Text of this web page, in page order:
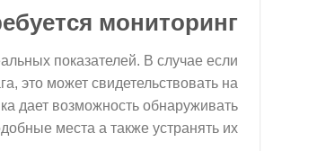
мониторинг
показателей. В случае если
это может свидетельствовать на
дает возможность обнаруживать
места а также устранять их.